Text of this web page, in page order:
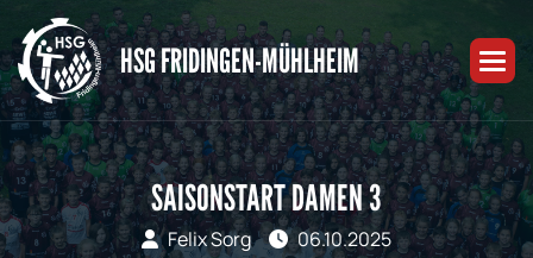
HSG FRIDINGEN-MÜHLHEIM
SAISONSTART DAMEN 3
Felix Sorg 06.10.2025